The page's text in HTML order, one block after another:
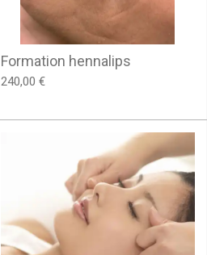
Formation hennalips
240,00 €